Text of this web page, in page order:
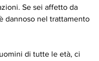
Se sei affetto da
dannoso nel trattamento
di tutte le età, ci